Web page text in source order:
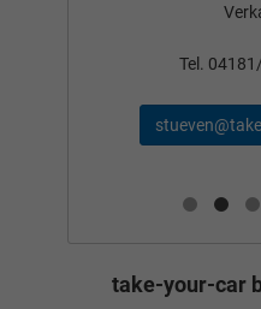
Tel.
take-your-car